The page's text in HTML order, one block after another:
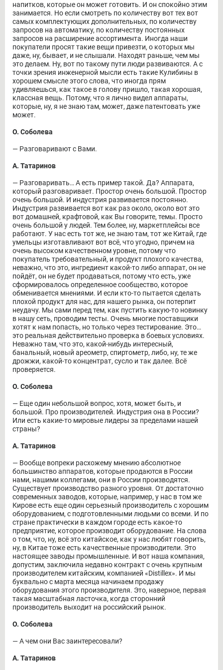
напитков, которые он может готовить. И он спокойно этим
занимается. Но если смотреть по количеству вот тех вот
самых комплектующих дополнительных, по количеству
запросов на автоматику, по количеству постоянных
запросов на расширение ассортимента. Иногда наши
покупатели просят такие вещи привезти, о которых мы
даже, ну, бывает, и не слышали. Находят раньше, чем мы
это делаем. Ну, вот по такому пути люди развиваются. А с
точки зрения инженерной мысли есть такие Кулибины в
хорошем смысле этого слова, что иногда прям
удивляешься, как такое в голову пришло, такая хорошая,
классная вещь. Потому, что я лично видел аппараты,
которые, ну, я не знаю там, может, даже патентовать уже
может.
О. Соболева
― Разговаривают с Вами.
А. Татаринов
― Разговаривать… А есть пример такой. Да? Аппарата,
который разговаривает. Простор очень большой. Простор
очень большой. И индустрия развивается постоянно.
Индустрия развивается вот как раз около, около вот это
вот домашней, крафтовой, как Вы говорите, темы. Просто
очень большой у людей. Тем более, ну, маркетплейсы все
работают. У нас есть тот же, не знаю там, тот же Китай, где
умельцы изготавливают вот всё, что угодно, причем на
очень высоком качественном уровне, потому что
покупатель требовательный, и продукт плохого качества,
неважно, что это, ингредиент какой-то либо аппарат, он не
пойдёт, он не будет продаваться, потому что есть, уже
сформировалось определенное сообщество, которое
обменивается мнениями. И если кто-то пытается сделать
плохой продукт для нас, для нашего рынка, он потерпит
неудачу. Мы сами перед тем, как пустить какую-то новинку
в нашу сеть, проводим тесты. Очень многие поставщики
хотят к нам попасть, но только через тестирование. Это…
это реальная действительно проверка в боевых условиях.
Неважно там, что это, какой-нибудь интересный,
банальный, новый ареометр, спиртометр, либо, ну, те же
дрожжи, какой-то концентрат, сусло и так далее. Всё
проверяется.
О. Соболева
― Еще один небольшой вопрос, хотя, может быть, и
большой. Про производителей. Индустрия она в России?
Или есть какие-то мировые лидеры за пределами нашей
страны?
А. Татаринов
― Вообще вопреки расхожему мнению абсолютное
большинство аппаратов, которые продаются в России
нами, нашими коллегами, они в России производятся.
Существует производство разного уровня. От достаточно
современных заводов, которые, например, у нас в том же
Кирове есть еще один серьезный производитель с хорошим
оборудованием, с подготовленными людьми со всеми. И по
стране практически в каждом городе есть какое-то
предприятие, которое производит оборудование. На слова
о том, что, ну, всё это китайское, как у нас любят говорить,
ну, в Китае тоже есть качественные производители. Это
настоящее заводы промышленные. И вот наша компания,
допустим, заключила недавно контракт с очень крупным
производителем китайским, компанией «Distillex». И мы
буквально с марта месяца начинаем продажу
оборудования этого производителя. Это, наверное, первая
такая масштабная ласточка, когда сторонний
производитель выходит на российский рынок.
О. Соболева
― А чем они Вас заинтересовали?
А. Татаринов